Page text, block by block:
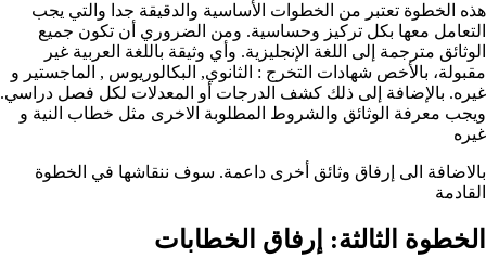
هذه الخطوة تعتبر من الخطوات الأساسية والدقيقة جدا والتي يجب
التعامل معها بكل تركيز وحساسية. ومن الضروري أن تكون جميع
الوثائق مترجمة إلى اللغة الإنجليزية. وأي وثيقة باللغة العربية غير
مقبولة، بالأخص شهادات التخرج : الثانوي, البكالوريوس , الماجستير و
غيره. بالإضافة إلى ذلك كشف الدرجات أو المعدلات لكل فصل دراسي.
ويجب معرفة الوثائق والشروط المطلوبة الاخرى مثل خطاب النية و
غيره
بالاضافة الى إرفاق وثائق أخرى داعمة. سوف ننقاشها في الخطوة
القادمة
الخطوة الثالثة: إرفاق الخطابات ‏